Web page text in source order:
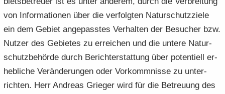
von In­for­ma­tio­nen über die ver­folg­ten Na­tur­schutz­zie­le
ein dem Ge­biet an­ge­pass­tes Ver­hal­ten der Be­su­cher bzw.
Nut­zer des Ge­bie­tes zu er­rei­chen und die un­te­re Na­tur­
schutz­be­hör­de durch Be­richt­erstat­tung über po­ten­ti­ell er­
heb­li­che Ver­än­de­run­gen oder Vor­komm­nis­se zu un­ter­
rich­ten. Herr An­dre­as Grie­ger wird für die Be­treu­ung des